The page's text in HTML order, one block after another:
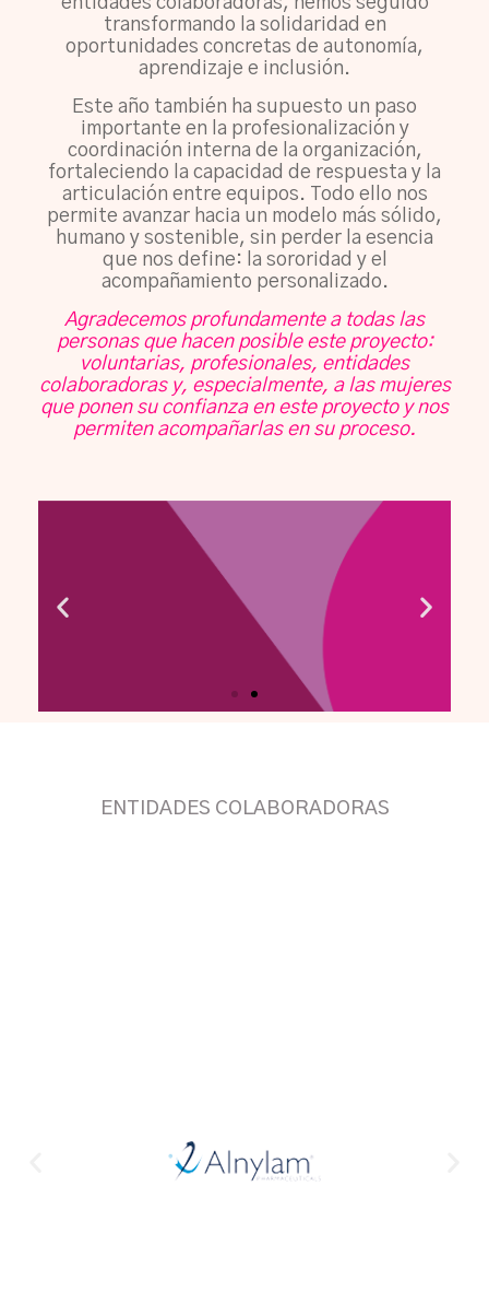
transformando la solidaridad en
oportunidades concretas de autonomía,
aprendizaje e inclusión.
Este año también ha supuesto un paso
importante en la profesionalización y
coordinación interna de la organización,
fortaleciendo la capacidad de respuesta y la
articulación entre equipos. Todo ello nos
permite avanzar hacia un modelo más sólido,
humano y sostenible, sin perder la esencia
que nos define: la sororidad y el
acompañamiento personalizado.
Agradecemos profundamente a todas las
personas que hacen posible este proyecto:
voluntarias, profesionales, entidades
colaboradoras y, especialmente, a las mujeres
que ponen su confianza en este proyecto y nos
permiten acompañarlas en su proceso.
ENTIDADES COLABORADORAS